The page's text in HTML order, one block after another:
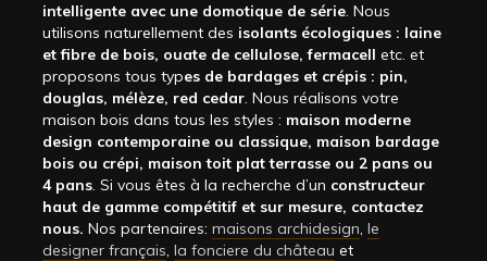
intelligente avec une domotique de série. Nous
utilisons naturellement des isolants écologiques : laine
et fibre de bois, ouate de cellulose, fermacell etc. et
proposons tous types de bardages et crépis : pin,
douglas, mélèze, red cedar. Nous réalisons votre
maison bois dans tous les styles : maison moderne
design contemporaine ou classique, maison bardage
bois ou crépi, maison toit plat terrasse ou 2 pans ou
4 pans. Si vous êtes à la recherche d’un constructeur
haut de gamme compétitif et sur mesure, contactez
nous. Nos partenaires: maisons archidesign, le
designer français, la fonciere du château et